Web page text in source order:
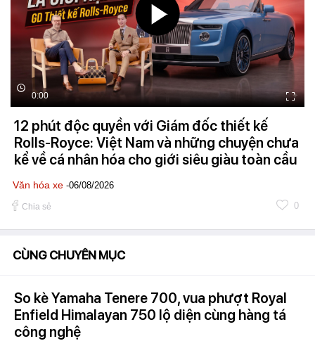
0:00
12 phút độc quyền với Giám đốc thiết kế
Rolls-Royce: Việt Nam và những chuyện chưa
kể về cá nhân hóa cho giới siêu giàu toàn cầu
Văn hóa xe -06/08/2026
Chia sẻ 0
CÙNG CHUYÊN MỤC
So kè Yamaha Tenere 700, vua phượt Royal
Enfield Himalayan 750 lộ diện cùng hàng tá
công nghệ